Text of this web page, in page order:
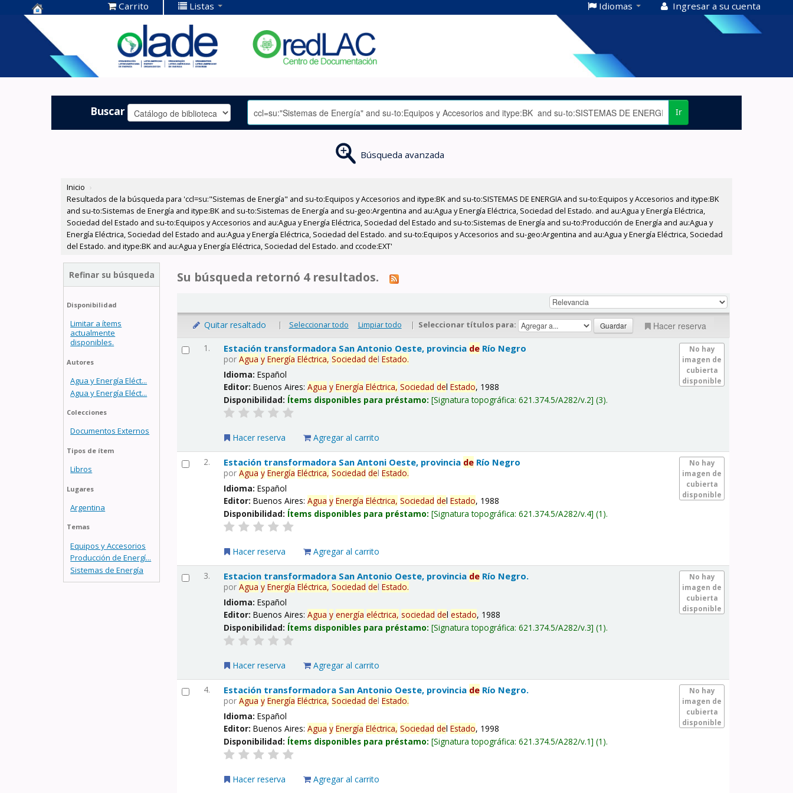
Centro de
Documentación
OLADE -
Carrito Listas Idiomas Ingresar a su cuenta
Buscar Ir
Búsqueda avanzada
Inicio ›
Resultados de la búsqueda para 'ccl=su:"Sistemas de Energía" and su-to:Equipos y Accesorios and itype:BK and su-to:SISTEMAS DE ENERGIA and su-to:Equipos y Accesorios and itype:BK
and su-to:Sistemas de Energía and itype:BK and su-to:Sistemas de Energía and su-geo:Argentina and au:Agua y Energía Eléctrica, Sociedad del Estado. and au:Agua y Energía Eléctrica,
Sociedad del Estado and su-to:Equipos y Accesorios and au:Agua y Energía Eléctrica, Sociedad del Estado and su-to:Sistemas de Energía and su-to:Producción de Energía and au:Agua y
Energía Eléctrica, Sociedad del Estado and au:Agua y Energía Eléctrica, Sociedad del Estado. and su-to:Equipos y Accesorios and su-geo:Argentina and au:Agua y Energía Eléctrica, Sociedad
del Estado. and itype:BK and au:Agua y Energía Eléctrica, Sociedad del Estado. and ccode:EXT'
Refinar su búsqueda
Disponibilidad
Limitar a ítems
actualmente
disponibles.
Autores
Agua y Energía Eléct...
Agua y Energía Eléct...
Colecciones
Documentos Externos
Tipos de ítem
Libros
Lugares
Argentina
Temas
Equipos y Accesorios
Producción de Energí...
Sistemas de Energía
Su búsqueda retornó 4 resultados.
Quitar resaltado | Seleccionar todo Limpiar todo | Seleccionar títulos para: Hacer reserva
1.
No hay
imagen de
cubierta
disponible
Estación transformadora San Antonio Oeste, provincia de Río Negro
porAgua y Energía Eléctrica, Sociedad delEstado.
Idioma:Español
Editor:Buenos Aires:Agua y Energía Eléctrica, Sociedad delEstado, 1988
Disponibilidad: Ítems disponibles para préstamo: Signatura topográfica:621.374.5/A282/v.2 (3).
Hacer reserva Agregar al carrito
2.
No hay
imagen de
cubierta
disponible
Estación transformadora San Antoni Oeste, provincia de Río Negro
porAgua y Energía Eléctrica, Sociedad delEstado.
Idioma:Español
Editor:Buenos Aires:Agua y Energía Eléctrica, Sociedad delEstado, 1988
Disponibilidad: Ítems disponibles para préstamo: Signatura topográfica:621.374.5/A282/v.4 (1).
Hacer reserva Agregar al carrito
3.
No hay
imagen de
cubierta
disponible
Estacion transformadora San Antonio Oeste, provincia de Río Negro.
porAgua y Energía Eléctrica, Sociedad delEstado.
Idioma:Español
Editor:Buenos Aires:Agua y energía eléctrica, sociedad delestado, 1988
Disponibilidad: Ítems disponibles para préstamo: Signatura topográfica:621.374.5/A282/v.3 (1).
Hacer reserva Agregar al carrito
4.
No hay
imagen de
cubierta
disponible
Estación transformadora San Antonio Oeste, provincia de Río Negro.
porAgua y Energía Eléctrica, Sociedad delEstado.
Idioma:Español
Editor:Buenos Aires:Agua y Energía Eléctrica, Sociedad delEstado, 1998
Disponibilidad: Ítems disponibles para préstamo: Signatura topográfica:621.374.5/A282/v.1 (1).
Hacer reserva Agregar al carrito